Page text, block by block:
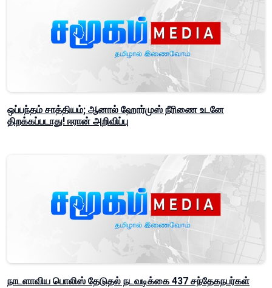
ஒப்பந்தம் சாத்தியம்; ஆனால் ஹோர்முஸ் நீரிணை உடனே
திறக்கப்படாது! ஈரான் அறிவிப்பு
நாடளாவிய பொலிஸ் தேடுதல் நடவடிக்கை 437 சந்தேகநபர்கள்